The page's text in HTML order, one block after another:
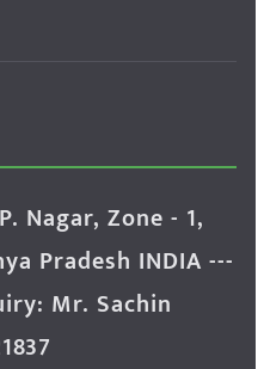
Nagar, Zone - 1,
Pradesh INDIA ---
Mr. Sachin